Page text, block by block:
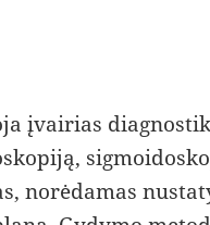
įvairias
norėdamas